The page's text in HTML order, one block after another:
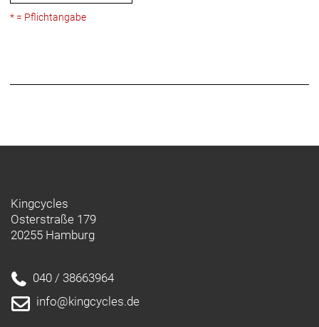
* = Pflichtangabe
Kingcycles
Osterstraße 179
20255 Hamburg
040 / 38663964
info@kingcycles.de